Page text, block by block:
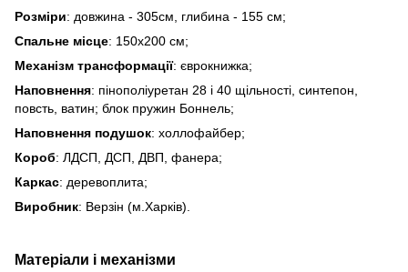
Розміри: довжина - 305см, глибина - 155 см;
Спальне місце: 150х200 см;
Механізм трансформації: єврокнижка;
Наповнення: пінополіуретан 28 і 40 щільності, синтепон,
повсть, ватин; блок пружин Боннель;
Наповнення подушок: холлофайбер;
Короб: ЛДСП, ДСП, ДВП, фанера;
Каркас: деревоплита;
Виробник: Верзін (м.Харків).
Матеріали і механізми